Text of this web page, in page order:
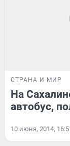
СТРАНА И МИР
На
автобус,
10 июня, 2014,